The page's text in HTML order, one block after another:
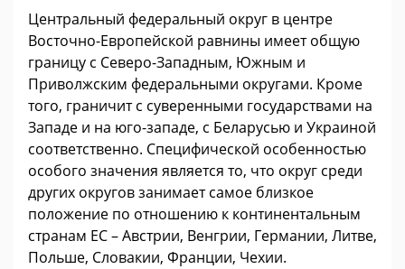
Центральный федеральный округ в центре
Восточно-Европейской равнины имеет общую
границу с Северо-Западным, Южным и
Приволжским федеральными округами. Кроме
того, граничит с суверенными государствами на
Западе и на юго-западе, с Беларусью и Украиной
соответственно. Специфической особенностью
особого значения является то, что округ среди
других округов занимает самое близкое
положение по отношению к континентальным
странам ЕС – Австрии, Венгрии, Германии, Литве,
Польше, Словакии, Франции, Чехии.